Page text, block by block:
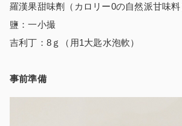
羅漢果甜味劑（カロリー0の自然派甘味料
鹽：一小撮
吉利丁：8ｇ（用1大匙水泡軟）
事前準備